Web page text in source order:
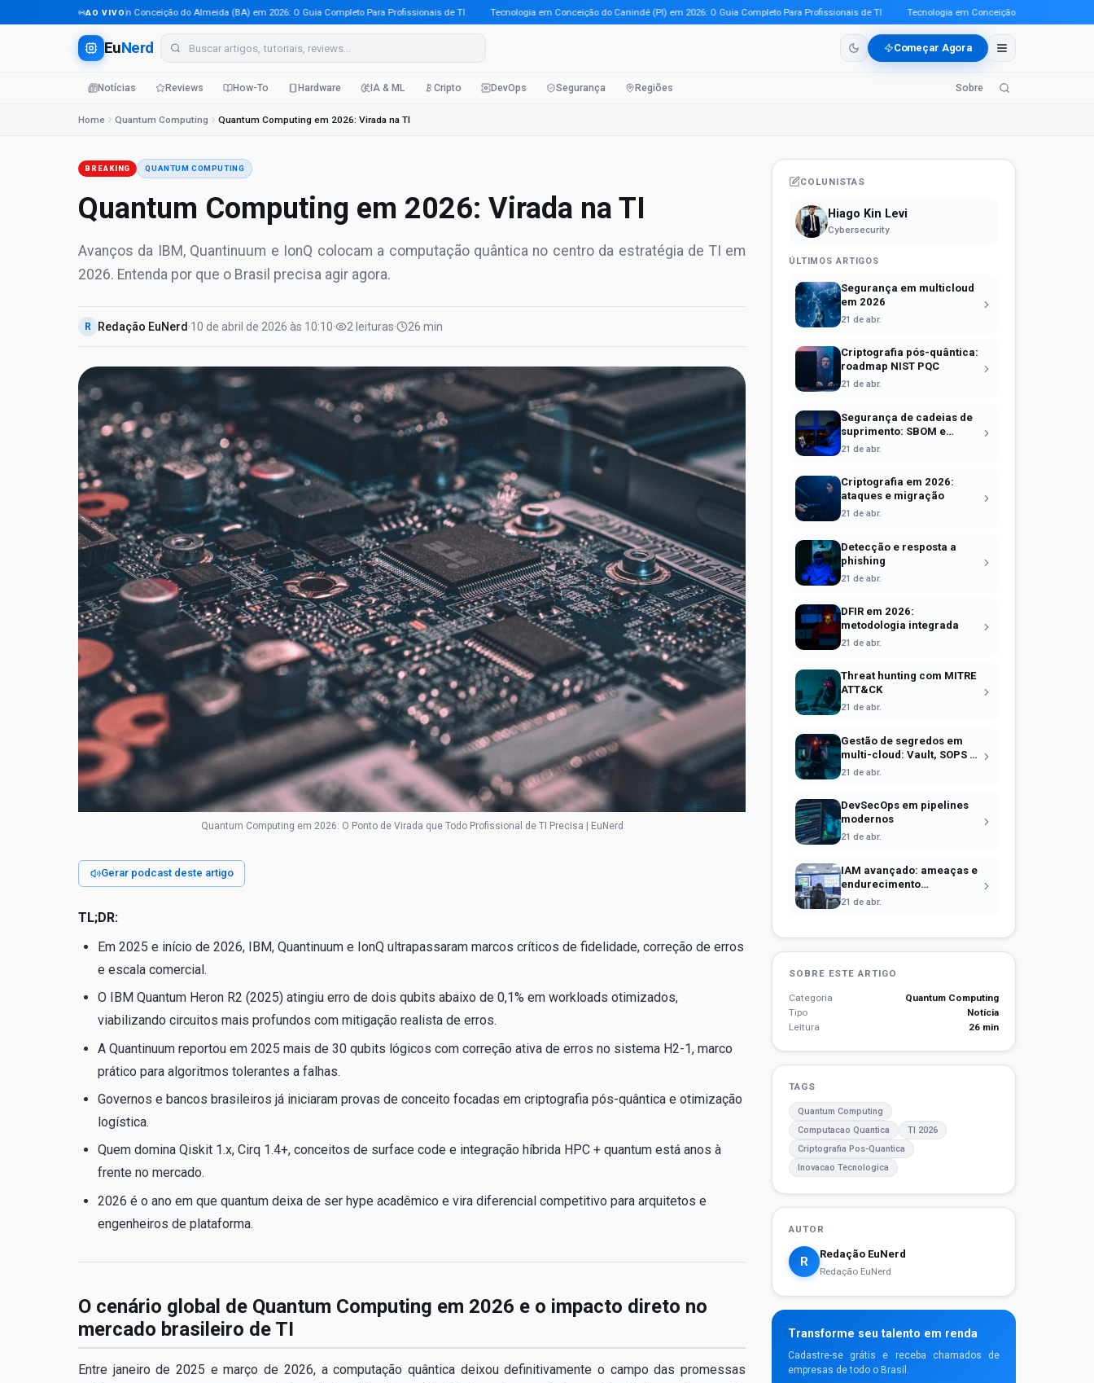
AO VIVO
Tecnologia em Conceição do Almeida (BA) em 2026: O Guia Completo Para Profissionais de TI · Tecnologia em Conceição do Canindé (PI) em 2026: O Guia Completo Para Profissionais de TI · Tecnologia em Conceição do Araguaia (PA) em
EuNerd Começar Agora
Notícias Reviews How-To Hardware IA & ML Cripto DevOps Segurança Regiões Sobre
Home Quantum Computing Quantum Computing em 2026: Virada na TI
BREAKING QUANTUM COMPUTING
Quantum Computing em 2026: Virada na TI
Avanços da IBM, Quantinuum e IonQ colocam a computação quântica no centro da estratégia de TI em
2026. Entenda por que o Brasil precisa agir agora.
R Redação EuNerd ·10 de abril de 2026 às 10:10· 2 leituras· 26 min
Quantum Computing em 2026: O Ponto de Virada que Todo Profissional de TI Precisa | EuNerd
Gerar podcast deste artigo
TL;DR:
Em 2025 e início de 2026, IBM, Quantinuum e IonQ ultrapassaram marcos críticos de fidelidade, correção de erros
e escala comercial.
O IBM Quantum Heron R2 (2025) atingiu erro de dois qubits abaixo de 0,1% em workloads otimizados,
viabilizando circuitos mais profundos com mitigação realista de erros.
A Quantinuum reportou em 2025 mais de 30 qubits lógicos com correção ativa de erros no sistema H2-1, marco
prático para algoritmos tolerantes a falhas.
Governos e bancos brasileiros já iniciaram provas de conceito focadas em criptografia pós-quântica e otimização
logística.
Quem domina Qiskit 1.x, Cirq 1.4+, conceitos de surface code e integração híbrida HPC + quantum está anos à
frente no mercado.
2026 é o ano em que quantum deixa de ser hype acadêmico e vira diferencial competitivo para arquitetos e
engenheiros de plataforma.
O cenário global de Quantum Computing em 2026 e o impacto direto no
mercado brasileiro de TI
Entre janeiro de 2025 e março de 2026, a computação quântica deixou definitivamente o campo das promessas
COLUNISTAS
Hiago Kin Levi
Cybersecurity
ÚLTIMOS ARTIGOS
Segurança em multicloud
em 2026
21 de abr.
Criptografia pós-quântica:
roadmap NIST PQC
21 de abr.
Segurança de cadeias de
suprimento: SBOM e
Sigstore
21 de abr.
Criptografia em 2026:
ataques e migração
21 de abr.
Detecção e resposta a
phishing
21 de abr.
DFIR em 2026:
metodologia integrada
21 de abr.
Threat hunting com MITRE
ATT&CK
21 de abr.
Gestão de segredos em
multi-cloud: Vault, SOPS e
identidade efêmera
21 de abr.
DevSecOps em pipelines
modernos
21 de abr.
IAM avançado: ameaças e
endurecimento
operacional
21 de abr.
SOBRE ESTE ARTIGO
Categoria
Quantum Computing
Tipo
Notícia
Leitura
26 min
TAGS
Quantum Computing
Computacao Quantica
TI 2026
Criptografia Pos-Quantica
Inovacao Tecnologica
AUTOR
R
Redação EuNerd
Redação EuNerd
Transforme seu talento em renda
Cadastre-se grátis e receba chamados de
empresas de todo o Brasil.